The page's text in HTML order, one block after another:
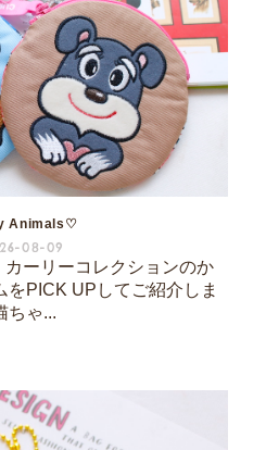
Animals♡
08-09
ーリーコレクションのか
をPICK UPしてご紹介しま
ちゃ...